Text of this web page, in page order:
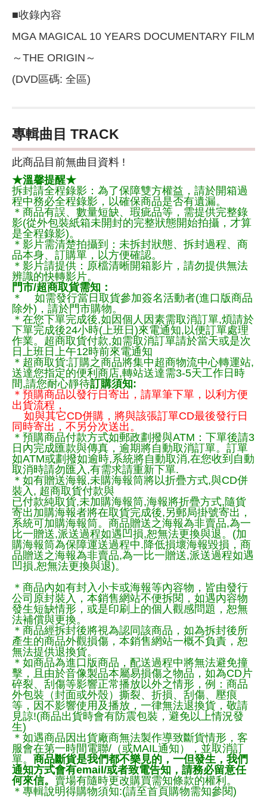
■收錄內容
MGA MAGICAL 10 YEARS DOCUMENTARY FILM
～THE ORIGIN～
(DVD區碼: 全區)
專輯曲目 TRACK
此商品目前無曲目資料 !
★溫馨提醒★
拆封請全程錄影：為了保障雙方權益，請於開箱過
程中務必全程錄影，以確保商品是否有遺漏。
＊商品有誤、數量短缺、瑕疵品等，需提供完整錄
影(從外包裝紙箱未開封的完整狀態開始拍攝，才算
是全程錄影)。
＊影片需清楚拍攝到：未拆封狀態、拆封過程、商
品本身、訂購單，以方便確認。
＊影片請提供：原檔清晰開箱影片，請勿提供無法
辨識的快轉影片。
門市/超商取貨需知：
＊ 如需發行當日取貨參加簽名活動者(進口版商品
除外)，請於門市購物。
＊在您下單完成後,如因個人因素需取消訂單,煩請於
下單完成後24小時(上班日)來電通知,以便訂單處理
作業。超商取貨付款,如需取消訂單請於當天或是次
日上班日上午12時前來電通知
＊超商取貨:訂購之商品將集中超商物流中心轉運站,
送達您指定的便利商店,轉站送達需3-5天工作日時
間,請您耐心靜待訂購須知:
＊預購商品以發行日寄出，請單筆下單，以利方便
出貨流程，
如與其它CD併購，將與該張訂單CD最後發行日
同時寄出，不另分次送出。
＊預購商品付款方式如郵政劃撥與ATM：下單後請3
日內完成匯款與傳真，逾期將自動取消訂單。訂單
如ATM或劃撥如逾時,系統將自動取消,在您收到自動
取消時請勿匯入,有需求請重新下單.
＊如有贈送海報,未購海報筒將以折疊方式,與CD併
裝入, 超商取貨付款與
已付款純取貨,未加購海報筒,海報將折疊方式,隨貨
寄出加購海報者將在取貨完成後,另郵局掛號寄出，
系統可加購海報筒。商品贈送之海報為非賣品,為一
比一贈送,派送過程如遇凹損,恕無法更換與退。(加
購海報筒為保障運送過程中.降低損壞海報毀損，商
品贈送之海報為非賣品,為一比一贈送,派送過程如遇
凹損,恕無法更換與退)。
＊商品內如有封入小卡或海報等內容物，皆由發行
公司原封裝入，本銷售網站不便拆閱，如遇內容物
發生短缺情形，或是印刷上的個人觀感問題，恕無
法補償與更換。
＊商品經拆封後將視為認同該商品，如為拆封後所
產生的商品外觀損傷，本銷售網站一概不負責，恕
無法提供退換貨。
＊如商品為進口版商品，配送過程中將無法避免撞
擊，且由於音像製品本屬易損傷之物品，如為CD片
碎裂、刮傷等影響正常播放以外之情形，例：商品
外包裝（封面或外殼）撕裂、折損、刮傷、壓痕
等，因不影響使用及播放，一律無法退換貨，敬請
見諒!(商品出貨時會有防震包裝，避免以上情況發
生)
＊如遇商品因出貨廠商無法製作導致斷貨情形，客
服會在第一時間電聯/（或MAIL通知），並取消訂
單。 商品斷貨是我們都不樂見的，一但發生，我們
通知方式會有email/或者致電告知，請務必留意任
何來信。 賣場有隨時更改購買需知條款的權利。
＊專輯說明得購物須知:(請至首頁購物需知參閱)